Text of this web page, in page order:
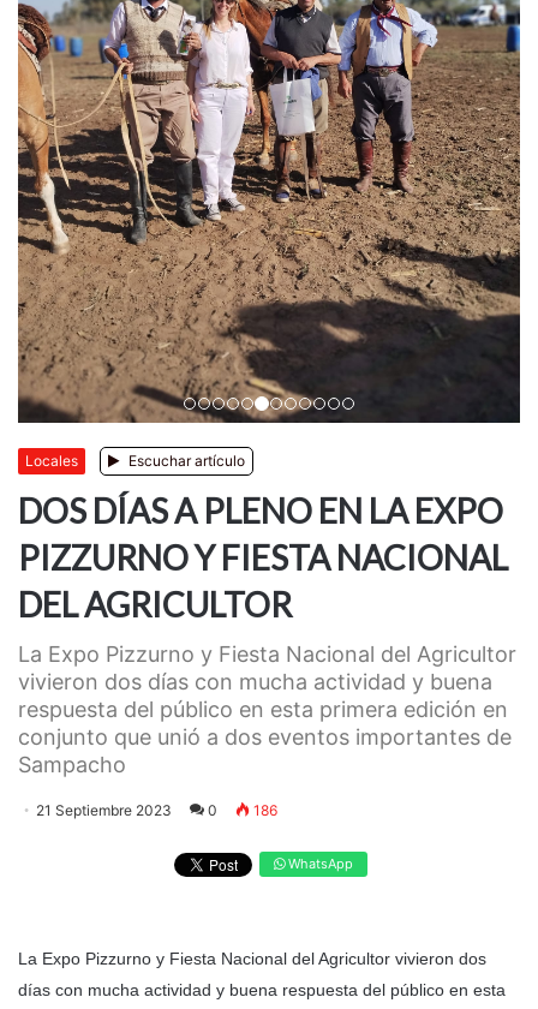
AnteriorSiguiente
Locales Escuchar artículo
DOS DÍAS A PLENO EN LA EXPO
PIZZURNO Y FIESTA NACIONAL
DEL AGRICULTOR
La Expo Pizzurno y Fiesta Nacional del Agricultor
vivieron dos días con mucha actividad y buena
respuesta del público en esta primera edición en
conjunto que unió a dos eventos importantes de
Sampacho
21 Septiembre 2023 0 186
WhatsApp
La Expo Pizzurno y Fiesta Nacional del Agricultor vivieron dos
días con mucha actividad y buena respuesta del público en esta